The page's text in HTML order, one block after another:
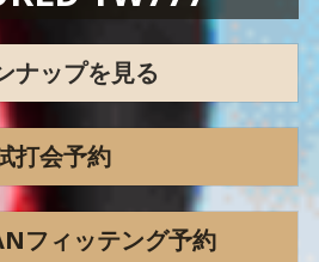
ナップを見る
打会予約
フィッテング予約